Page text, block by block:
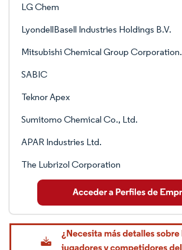
LG Chem
LyondellBasell Industries Holdings B.V.
Mitsubishi Chemical Group Corporation.
SABIC
Teknor Apex
Sumitomo Chemical Co., Ltd.
APAR Industries Ltd.
The Lubrizol Corporation